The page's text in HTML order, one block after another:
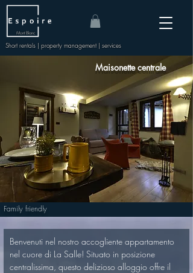
Short rentals | property management | services
Mont Blanc
Maisonette centrale
Family friendly
Benvenuti nel nostro accogliente appartamento
nel cuore di La Salle! Situato in posizione
centralissima, questo delizioso alloggio offre il